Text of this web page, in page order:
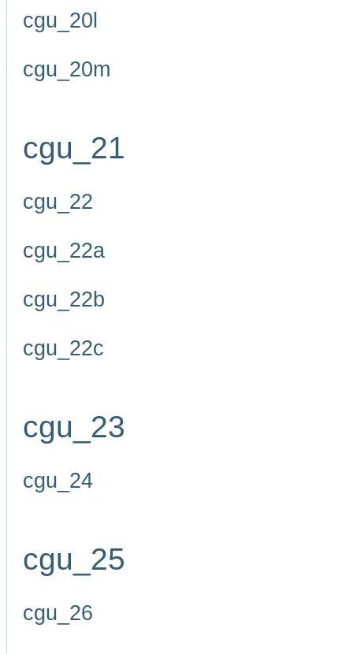
cgu_20l
cgu_20m
cgu_21
cgu_22
cgu_22a
cgu_22b
cgu_22c
cgu_23
cgu_24
cgu_25
cgu_26